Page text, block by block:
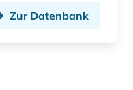
Zur Datenbank